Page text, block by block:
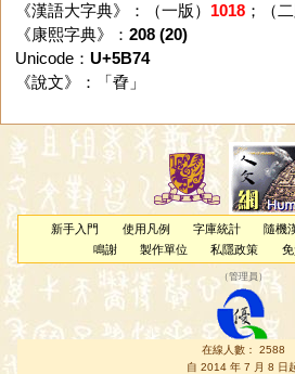
《漢語大字典》：（一版） 1018；（二
《康熙字典》： 208 (20)
Unicode： U+5B74
《說文》：「 孴」
新手入門 使用凡例 字庫統計 隨機
鳴謝
製作單位 私隱政策
（管理員 ）
在線人數： 2588
自 2014 年 7 月 8 日